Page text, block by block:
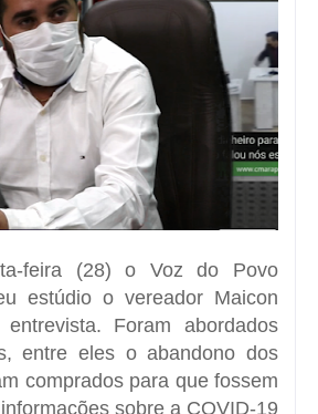
feira (28) o Voz do Povo
estúdio o vereador Maicon
Foram abordados
entre eles o abandono dos
comprados para que fossem
sobre a COVID-19